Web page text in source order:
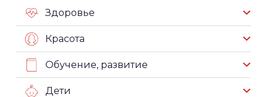
Здоровье
Красота
Обучение, развитие
Дети